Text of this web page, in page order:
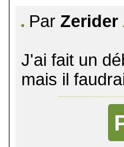
Par Zerider
J'ai fait un
mais il